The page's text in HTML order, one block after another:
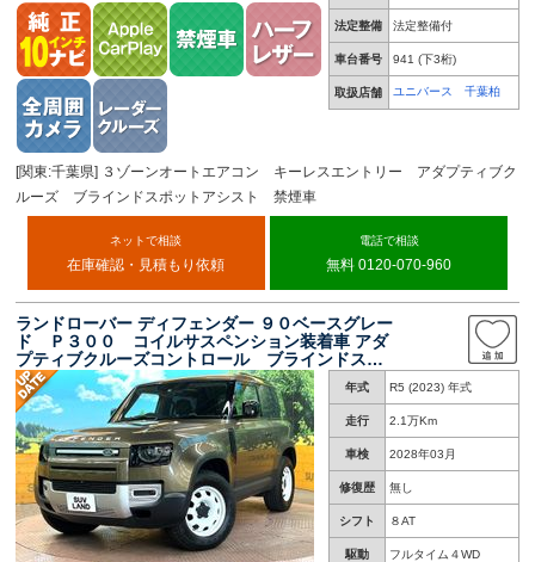
法定整備 法定整備付
車台番号 941 (下3桁)
取扱店舗 ユニバース 千葉柏
[関東:千葉県] ３ゾーンオートエアコン キーレスエントリー アダプティブク
ルーズ ブラインドスポットアシスト 禁煙車
ネットで相談
在庫確認・見積もり依頼
電話で相談
無料 0120-070-960
ランドローバー ディフェンダー ９０ベースグレー
ド Ｐ３００ コイルサスペンション装着車 アダ
プティブクルーズコントロール ブラインドスポ
ットモニター 純正ＳＤナビゲーションシステ
ム ３６０°サラウンドカメラ 左右独立式エアコ
ン ＥＴＣ２．０ スマートキー＆プッシュ
年式 R5 (2023) 年式
走行 2.1万Km
車検 2028年03月
修復歴 無し
シフト ８AT
駆動 フルタイム４WD